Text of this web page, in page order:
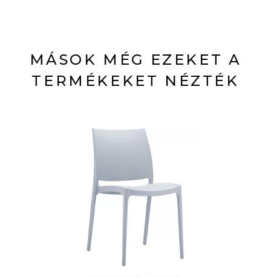
MÁSOK MÉG EZEKET A
TERMÉKEKET NÉZTÉK